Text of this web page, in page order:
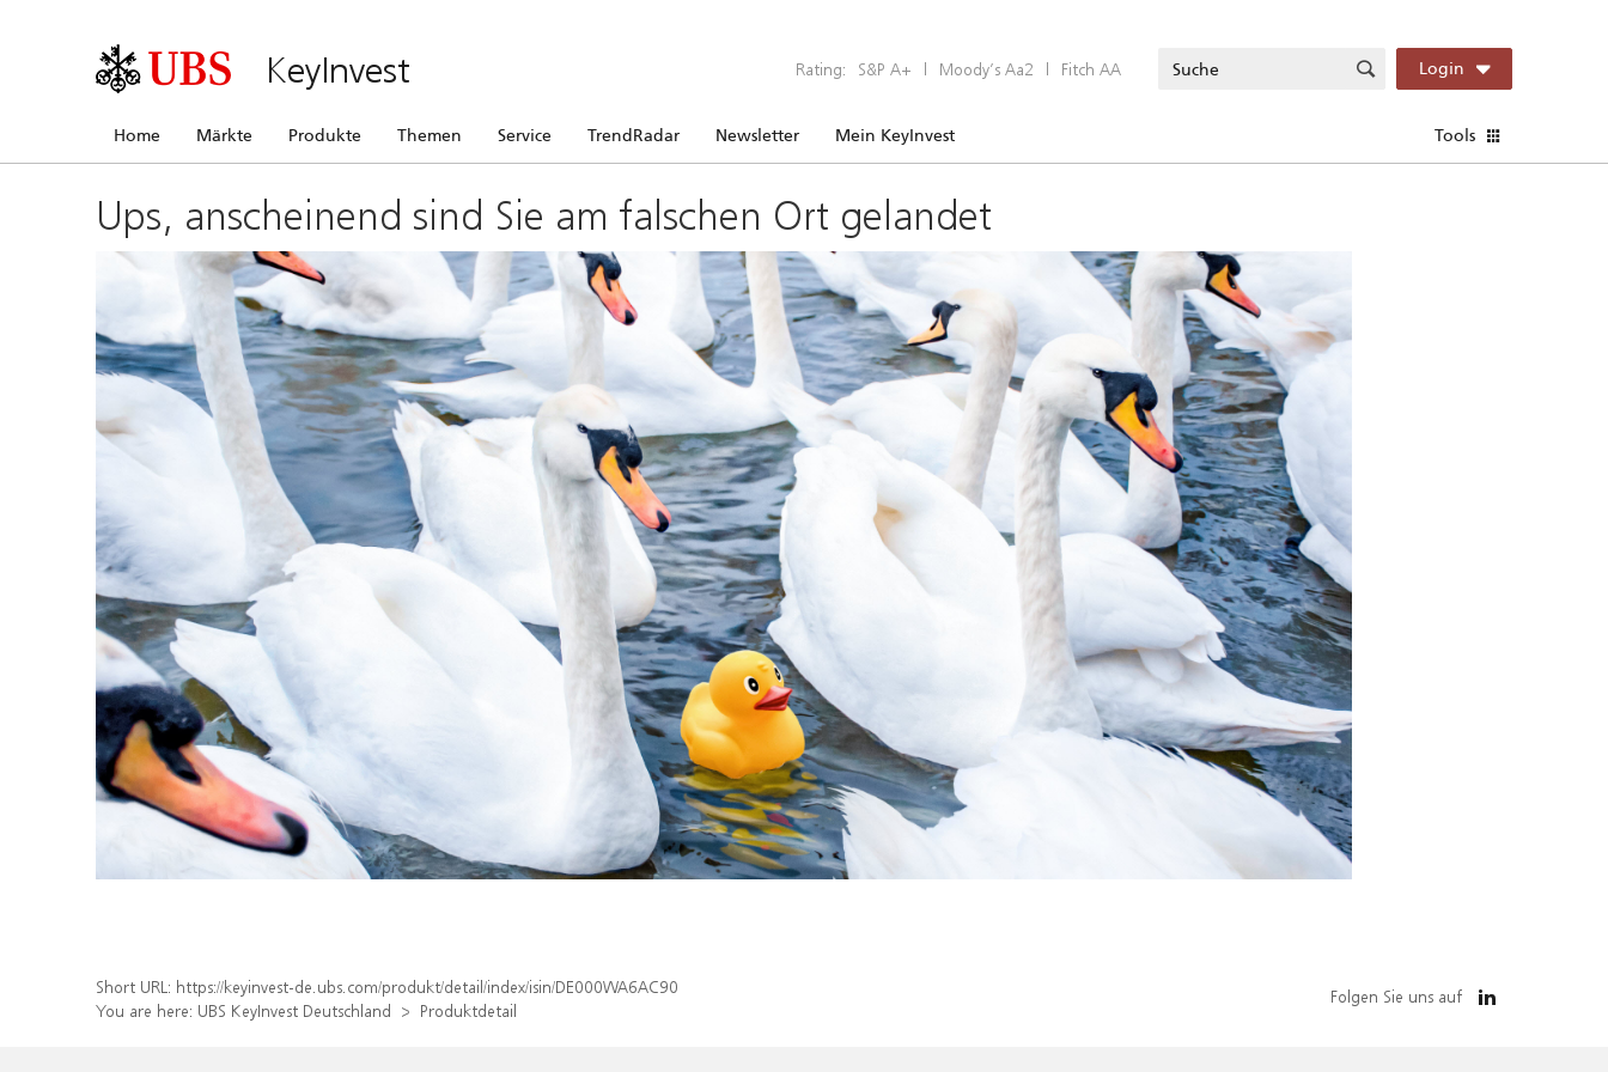
KeyInvest Rating: S&P A+ | Moody’s Aa2 | Fitch AA Login
Home Märkte Produkte Themen Service TrendRadar Newsletter Mein KeyInvest Tools
Ups, anscheinend sind Sie am falschen Ort gelandet
Short URL: https://keyinvest-de.ubs.com/produkt/detail/index/isin/DE000WA6AC90
You are here: UBS KeyInvest Deutschland Produktdetail
Folgen Sie uns auf